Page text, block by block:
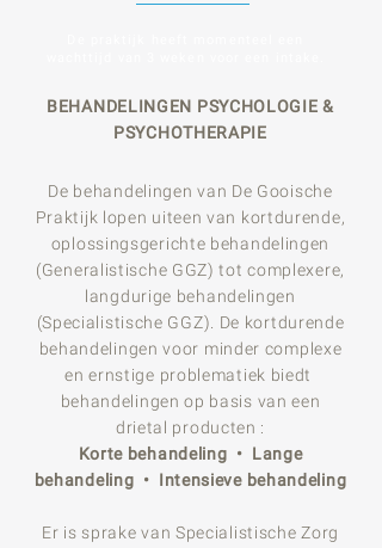
BEHANDELINGEN PSYCHOLOGIE &
PSYCHOTHERAPIE
De behandelingen van De Gooische
Praktijk lopen uiteen van kortdurende,
oplossingsgerichte behandelingen
(Generalistische GGZ) tot complexere,
langdurige behandelingen
(Specialistische GGZ). De kortdurende
behandelingen voor minder complexe
en ernstige problematiek biedt
behandelingen op basis van een
drietal producten :
Korte behandeling • Lange
behandeling • Intensieve behandeling
Er is sprake van Specialistische Zorg